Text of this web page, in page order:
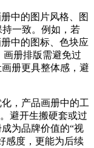
中的图片风格、图
一致。例如，若
中的图标、色块应
画册排版需避免过
册更具整体感，避
，产品画册中的工
避开生搬硬套或过
为品牌价值的“视
感度，更能为后续